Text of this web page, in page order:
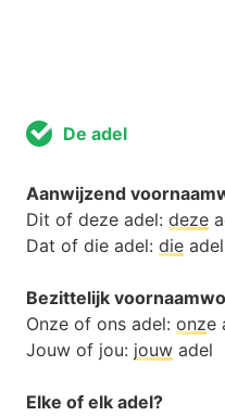
De adel
Aanwijzend
Dit of deze adel: deze
Dat of die adel: die adel
Bezittelijk
Onze of ons adel: onze
Jouw of jou: jouw adel
Elke of elk adel?